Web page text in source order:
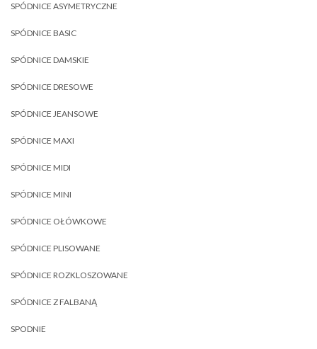
SPÓDNICE ASYMETRYCZNE
SPÓDNICE BASIC
SPÓDNICE DAMSKIE
SPÓDNICE DRESOWE
SPÓDNICE JEANSOWE
SPÓDNICE MAXI
SPÓDNICE MIDI
SPÓDNICE MINI
SPÓDNICE OŁÓWKOWE
SPÓDNICE PLISOWANE
SPÓDNICE ROZKLOSZOWANE
SPÓDNICE Z FALBANĄ
SPODNIE